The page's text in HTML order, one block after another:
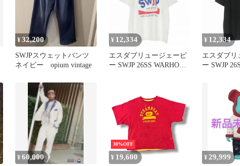
¥32,200
SWJPスウェットパンツ
ネイビー opium vintage
¥ 12,334
エスダブリュージェーピ
ー SWJP 26SS WARHOL
ワイト 白 SW-26SS-032
¥ 12,334
エスダブリ
ー SWJP
ラック 黒
¥60,000
30%OFF
¥ 19,600 ¥ 29,999